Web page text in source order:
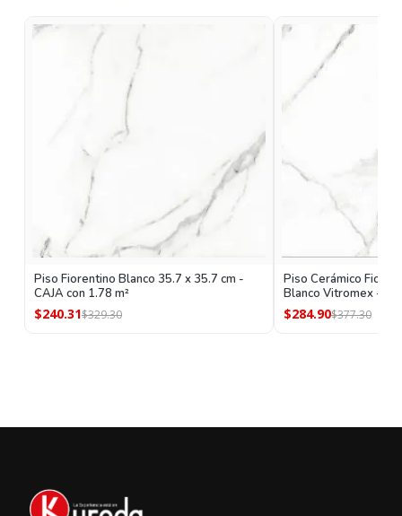
Piso Fiorentino Blanco 35.7 x 35.7 cm -
CAJA con 1.78 m²
$240.31$329.30
Piso Cerámico
Blanco Vitromex -
$284.90$377.30